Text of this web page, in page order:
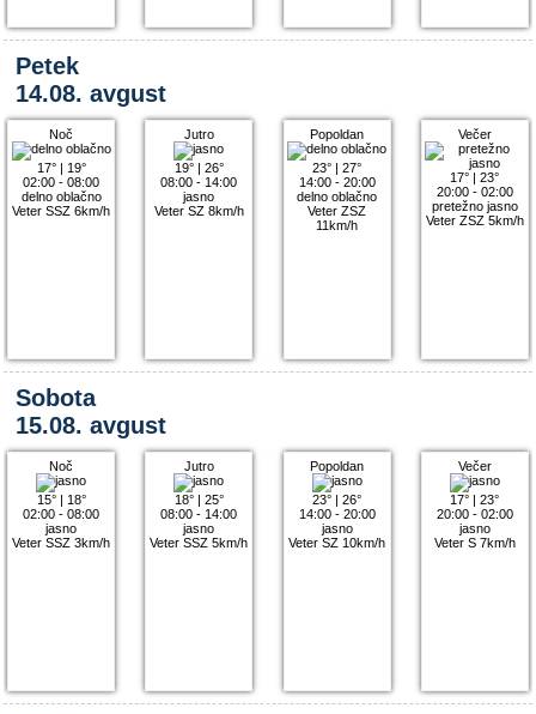
Petek
14.08. avgust
Noč
17°| 19°
02:00 - 08:00
delno oblačno
Veter SSZ 6km/h
Jutro
19°| 26°
08:00 - 14:00
jasno
Veter SZ 8km/h
Popoldan
23° |27°
14:00 - 20:00
delno oblačno
Veter ZSZ
11km/h
Večer
17° |23°
20:00 - 02:00
pretežno jasno
Veter ZSZ 5km/h
Sobota
15.08. avgust
Noč
15°| 18°
02:00 - 08:00
jasno
Veter SSZ 3km/h
Jutro
18°| 25°
08:00 - 14:00
jasno
Veter SSZ 5km/h
Popoldan
23° |26°
14:00 - 20:00
jasno
Veter SZ 10km/h
Večer
17° |23°
20:00 - 02:00
jasno
Veter S 7km/h